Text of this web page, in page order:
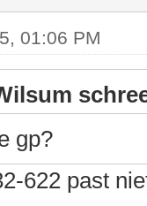
01:06 PM
gp?
622 past